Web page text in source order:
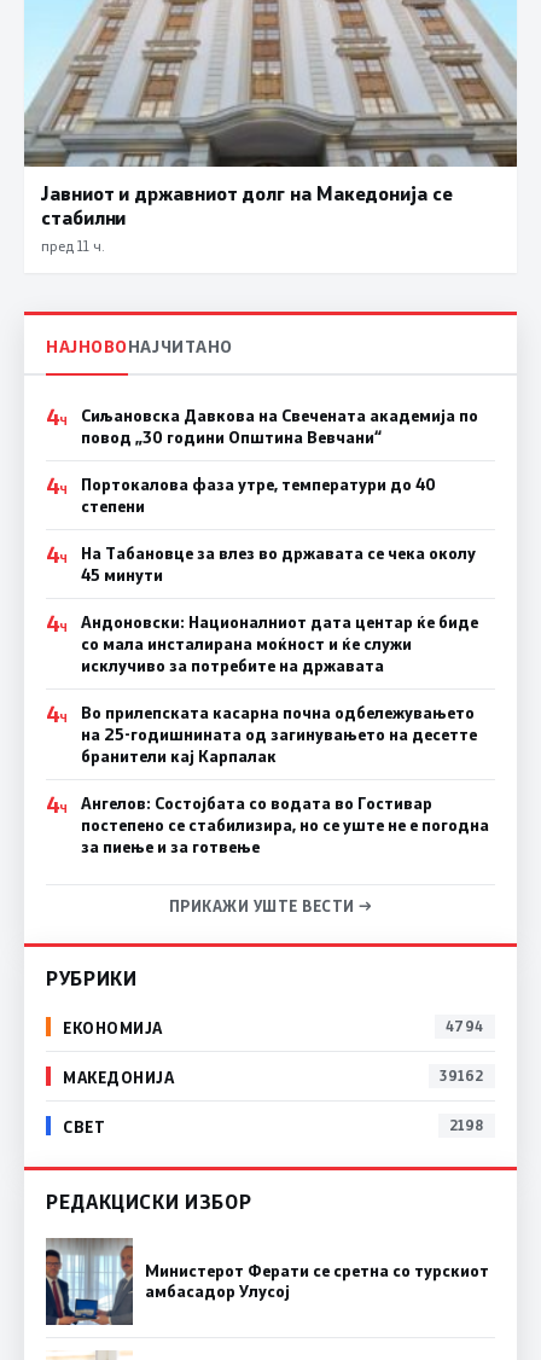
Јавниот и државниот долг на Македонија се
стабилни
пред 11 ч.
НАЈНОВОНАЈЧИТАНО
4Ч
Сиљановска Давкова на Свечената академија по
повод „30 години Општина Вевчани“
4Ч
Портокалова фаза утре, температури до 40
степени
4Ч
На Табановце за влез во државата се чека околу
45 минути
4Ч
Андоновски: Националниот дата центар ќе биде
со мала инсталирана моќност и ќе служи
исклучиво за потребите на државата
4Ч
Во прилепската касарна почна одбележувањето
на 25-годишнината од загинувањето на десетте
бранители кај Карпалак
4Ч
Ангелов: Состојбата со водата во Гостивар
постепено се стабилизира, но се уште не е погодна
за пиење и за готвење
ПРИКАЖИ УШТЕ ВЕСТИ →
РУБРИКИ
ЕКОНОМИЈА 4794
МАКЕДОНИЈА 39162
СВЕТ 2198
РЕДАКЦИСКИ ИЗБОР
Министерот Ферати се сретна со турскиот
амбасадор Улусој